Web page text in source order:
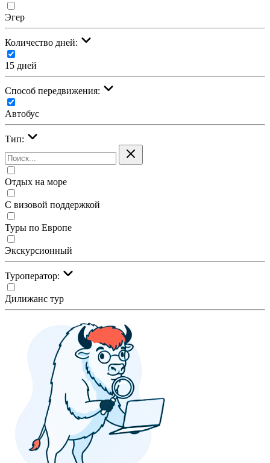
Эгер
Количество дней:
15 дней
Cпособ передвижения:
Автобус
Тип:
Отдых на море
С визовой поддержкой
Туры по Европе
Экскурсионный
Туроператор:
Дилижанс тур